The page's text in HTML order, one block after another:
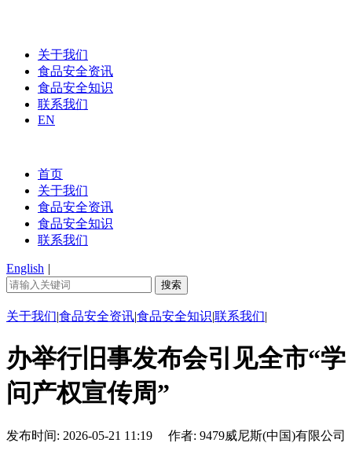
关于我们
食品安全资讯
食品安全知识
联系我们
EN
首页
关于我们
食品安全资讯
食品安全知识
联系我们
English |
关于我们|食品安全资讯|食品安全知识|联系我们|
办举行旧事发布会引见全市“学
问产权宣传周”
发布时间: 2026-05-21 11:19 作者: 9479威尼斯(中国)有限公司